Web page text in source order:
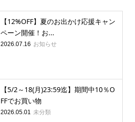
【12%OFF】夏のお出かけ応援キャン
ペーン開催！お...
2026.07.16 お知らせ
【5/2～18(月)23:59迄】期間中10％O
FFでお買い物
2026.05.01 未分類